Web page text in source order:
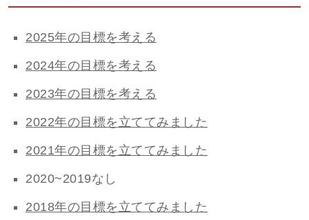
2025年の目標を考える
2024年の目標を考える
2023年の目標を考える
2022年の目標を立ててみました
2021年の目標を立ててみました
2020~2019なし
2018年の目標を立ててみました